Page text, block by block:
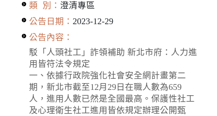
類 別： 澄清專區
公告日期： 2023-12-29
公告內容：
駁「人頭社工」詐領補助 新北市府：人力進
用皆符法令規定
一、依據行政院強化社會安全網計畫第二
期，新北市截至12月29日在職人數為659
人，進用人數已然是全國最高。保護性社工
及心理衛生社工進用皆依規定辦理公開甄